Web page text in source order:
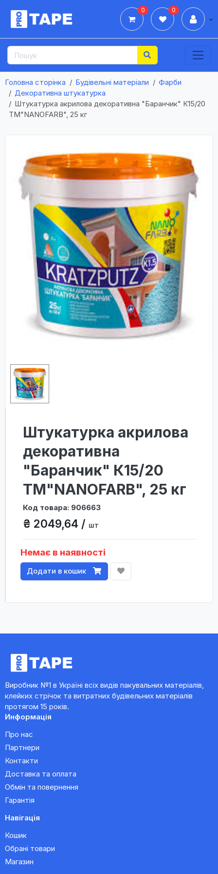
0 0
Головна сторінка Будівельні матеріали
Фарби
Декоративна штукатурка
Штукатурка акрилова декоративна "Баранчик" К15/20
ТМ"NANOFARB", 25 кг
Штукатурка акрилова
декоративна
"Баранчик" К15/20
ТМ"NANOFARB", 25 кг
Код товара: 906663
₴ 2049,64 / шт
Немає в наявності
Додати в кошик
Виробник №1 в Україні всіх видів пакувальних матеріалів,
клейких стрічок та витратних будівельних матеріалів
протягом 15 років.
Информація
Про нас
Партнери
Контакти
Доставка та оплата
Обмін та повернення
Гарантія
Навігація
Кошик
Обрані товари
Магазин